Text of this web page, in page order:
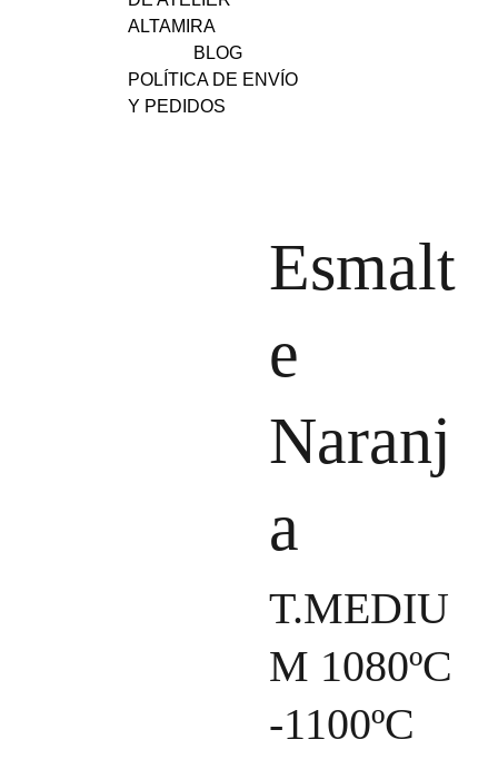
ALTAMIRA
BLOG
POLÍTICA DE ENVÍO
Y PEDIDOS
Esmalt
e
Naranj
a
T.MEDIU
M 1080ºC
-1100ºC